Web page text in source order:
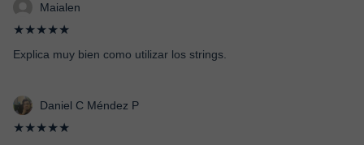
Maialen
★★★★★
Explica muy bien como utilizar los strings.
Daniel C Méndez P
★★★★★